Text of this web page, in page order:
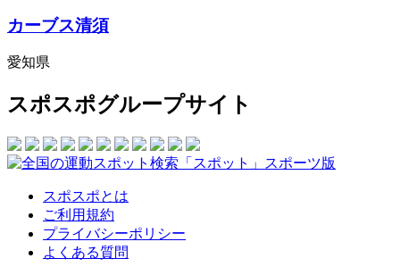
カーブス清須
愛知県
スポスポグループサイト
スポスポとは
ご利用規約
プライバシーポリシー
よくある質問